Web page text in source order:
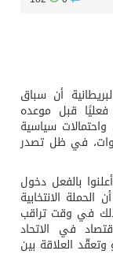
أن سباق
الرئاسية الفرنسية لعام 2027 بدأ فعليًا قبل موعده
سياسية
في ظل تصدر
بالفعل دخول
الانتخابية
في وقت تراقب
في الاتحاد
العلاقة بين